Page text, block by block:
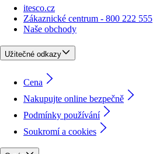
itesco.cz
Zákaznické centrum - 800 222 555
Naše obchody
Užitečné odkazy
Cena
Nakupujte online bezpečně
Podmínky používání
Soukromí a cookies